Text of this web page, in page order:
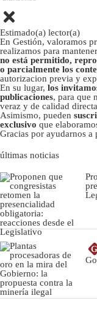
Estimado(a) lector(a)
En Gestión, valoramos
realizamos para
no está permitido,
o parcialmente los
autorizacion previa y
En su lugar, los
publicaciones, para que
veraz y de calidad
Asimismo, pueden
exclusivo que
Gracias por ayudarnos a
últimas noticias
G